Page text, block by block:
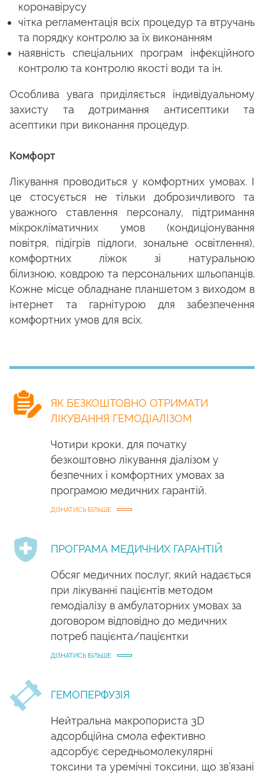
коронавірусу
чітка регламентація всіх процедур та втручань
та порядку контролю за їх виконанням
наявність спеціальних програм інфекційного
контролю та контролю якості води та ін.
Особлива увага приділяється індивідуальному
захисту та дотримання антисептики та
асептики при виконання процедур.
Комфорт
Лікування проводиться у комфортних умовах. І
це стосується не тільки доброзичливого та
уважного ставлення персоналу, підтримання
мікрокліматичних умов (кондиціонування
повітря, підігрів підлоги, зональне освітлення),
комфортних ліжок зі натуральною
білизною, ковдрою та персональних шльопанців.
Кожне місце обладнане планшетом з виходом в
інтернет та гарнітурою для забезпечення
комфортних умов для всіх.
ЯК БЕЗКОШТОВНО ОТРИМАТИ
ЛІКУВАННЯ ГЕМОДІАЛІЗОМ
Чотири кроки, для початку
безкоштовно лікування діалізом у
безпечних і комфортних умовах за
програмою медичних гарантій.
ДІЗНАТИСЬ БІЛЬШЕ
ПРОГРАМА МЕДИЧНИХ ГАРАНТІЙ
Обсяг медичних послуг, який надається
при лікуванні пацієнтів методом
гемодіалізу в амбулаторних умовах за
договором відповідно до медичних
потреб пацієнта/пацієнтки
ДІЗНАТИСЬ БІЛЬШЕ
ГЕМОПЕРФУЗІЯ
Нейтральна макропориста 3D
адсорбційна смола ефективно
адсорбує середньомолекулярні
токсини та уремічні токсини, що зв’язані